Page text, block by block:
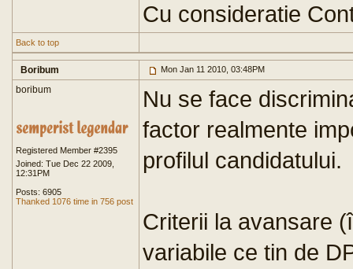
Cu consideratie
Back to top
Boribum Mon Jan 11 2010, 03:48PM
boribum
Registered Member #2395
Joined: Tue Dec 22 2009,
12:31PM
Posts: 6905
Thanked 1076 time in 756 post
Nu se face
factor realmente
profilul candidatului.
Criterii la avansare
variabile ce tin de